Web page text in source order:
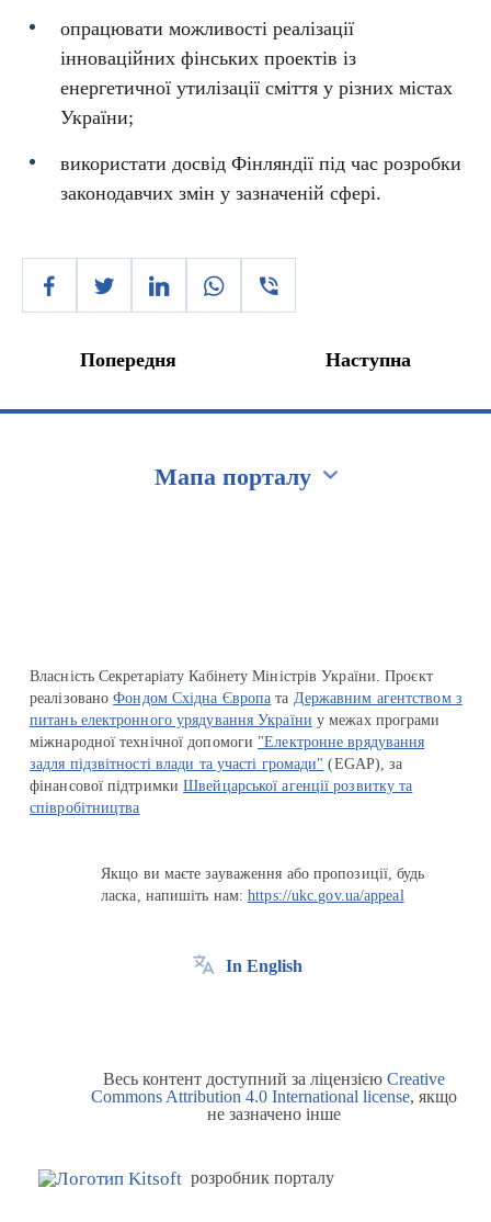
опрацювати можливості реалізації
інноваційних фінських проектів із
енергетичної утилізації сміття у різних містах
України;
використати досвід Фінляндії під час розробки
законодавчих змін у зазначеній сфері.
Попередня Наступна
Мапа порталу
Власність Секретаріату Кабінету Міністрів України. Проєкт
реалізованоФондом Східна Європа та Державним агентством з
питань електронного урядування України у межах програми
міжнародної технічної допомоги "Електронне врядування
задля підзвітності влади та участі громади" (EGAP), за
фінансової підтримкиШвейцарської агенції розвитку та
співробітництва
Якщо ви маєте зауваження або пропозиції, будь
ласка, напишіть нам:https://ukc.gov.ua/appeal
In English
Весь контент доступний за ліцензією Creative
Commons Attribution 4.0 International license, якщо
не зазначено інше
розробник порталу